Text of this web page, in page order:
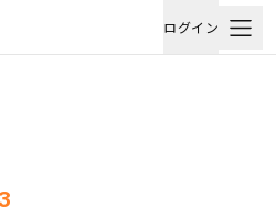
ログイン